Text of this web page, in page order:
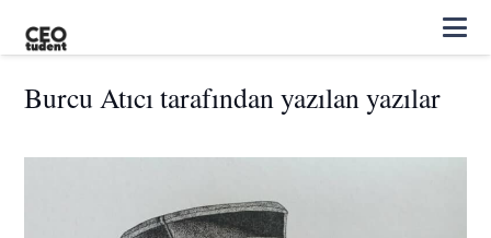
Burcu Atıcı tarafından yazılan yazılar